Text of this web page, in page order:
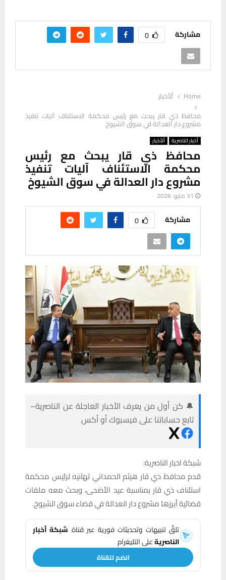
مشاركة 0
Home
ألأخبار
محافظ ذي قار يبحث مع رئيس محكمة الاستئناف آليات تنفيذ
مشروع دار العدالة في سوق الشيوخ
أخبار الناصرية ألأخبار
محافظ ذي قار يبحث مع رئيس
محكمة الاستئناف آليات تنفيذ
مشروع دار العدالة في سوق الشيوخ
31 مايو، 2026
مشاركة 0
🔔 كن أول من يعرف الأخبار العاجلة عن الناصرية–
تابع حساباتنا على فيسبوك أو أكس
شبكة اخبار الناصرية:
قدم محافظ ذي قار هيثم الحمداني تهانيه لرئيس محكمة
استئناف ذي قار بمناسبة عيد الأضحى، وبحث معه ملفات
قضائية أبرزها مشروع دار العدالة في قضاء سوق الشيوخ.
تلقَّ تنبيهات وتحديثات فورية عبر قناة شبكة أخبار
الناصريةعلى التليغرام
انضم للقناة